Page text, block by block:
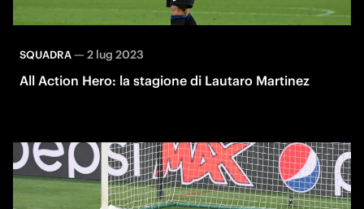
SQUADRA— 2 lug 2023
All Action Hero: la stagione di Lautaro Martinez